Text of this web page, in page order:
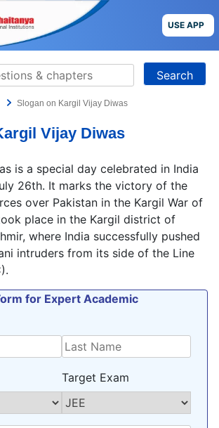
USE APP
Slogan on Kargil Vijay Diwas
Vijay Diwas
is a special day celebrated in India
26th. It marks the victory of the
over Pakistan in the Kargil War of
place in the Kargil district of
where India successfully pushed
intruders from its side of the Line
for Expert Academic
Target Exam